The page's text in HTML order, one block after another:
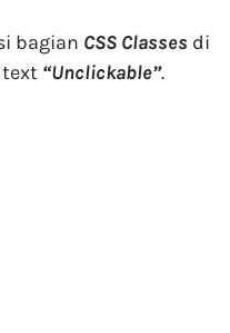
bagian CSS Classes di
“Unclickable”.